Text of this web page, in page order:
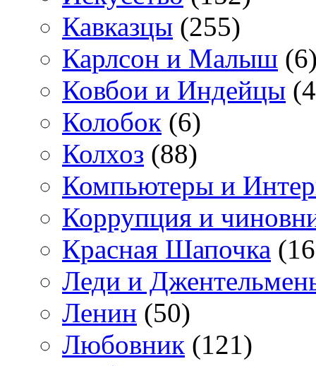
Кавказцы (255)
Карлсон и Малыш
Ковбои и Индейцы
Колобок (6)
Колхоз (88)
Компьютеры и
Коррупция и
Красная Шапочка
Леди и
Ленин (50)
Любовник (121)